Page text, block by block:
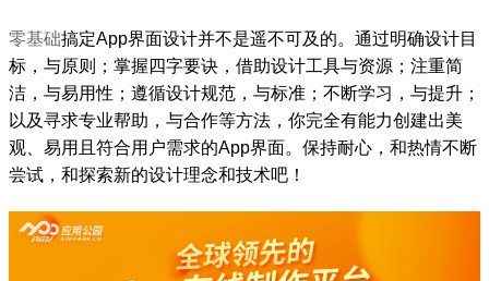
零基础搞定App界面设计并不是遥不可及的。通过明确设计目
标，与原则；掌握四字要诀，借助设计工具与资源；注重简
洁，与易用性；遵循设计规范，与标准；不断学习，与提升；
以及寻求专业帮助，与合作等方法，你完全有能力创建出美
观、易用且符合用户需求的App界面。保持耐心，和热情不断
尝试，和探索新的设计理念和技术吧！